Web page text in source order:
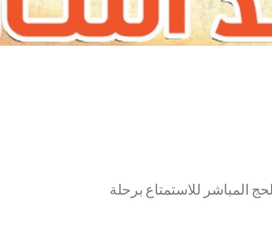
المباشر للاستمتاع برحلة